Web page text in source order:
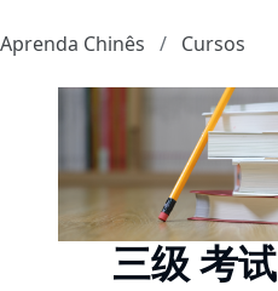
Aprenda Chinês Cursos
三级 考试